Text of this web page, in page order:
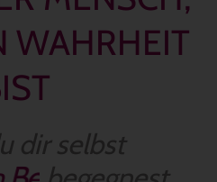
WAHRHEIT
dir selbst